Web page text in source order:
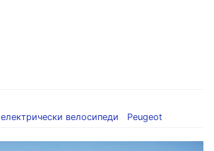
електрически велосипеди Peugeot